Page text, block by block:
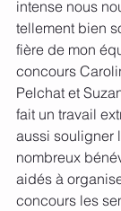
intense nous
tellement bien
fière de mon
concours
Pelchat et
fait un travail
aussi souligner
nombreux
aidés à
concours les